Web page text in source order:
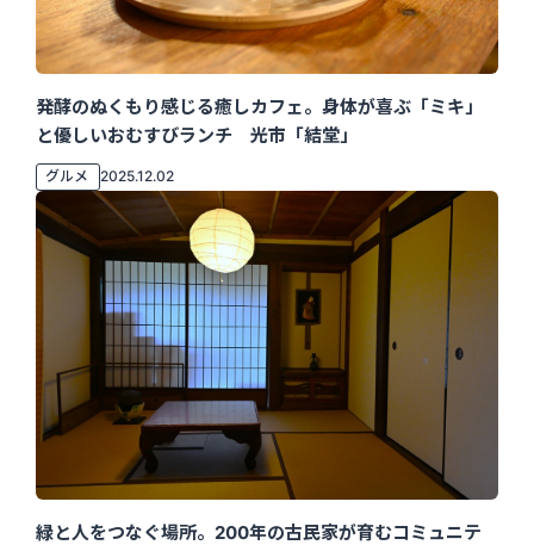
発酵のぬくもり感じる癒しカフェ。身体が喜ぶ「ミキ」
と優しいおむすびランチ 光市「結堂」
グルメ 2025.12.02
緑と人をつなぐ場所。200年の古民家が育むコミュニテ